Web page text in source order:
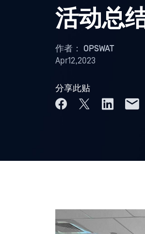
活动总
作者： OPSWAT
Apr12,2023
分享此贴